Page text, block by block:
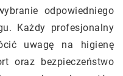
odpowiedniego
Każdy profesjonalny
uwagę na higienę
oraz bezpieczeństwo